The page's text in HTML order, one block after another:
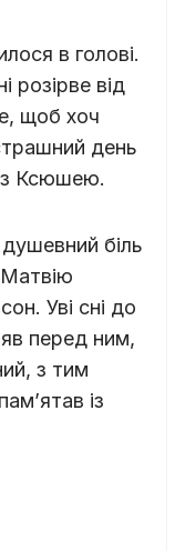
в голові.
розірве від
щоб хоч
день
з Ксюшею.
біль
Матвію
Уві сні до
перед ним,
з тим
із